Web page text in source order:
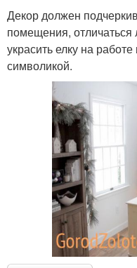
Декор должен
помещения,
украсить елку на
символикой.